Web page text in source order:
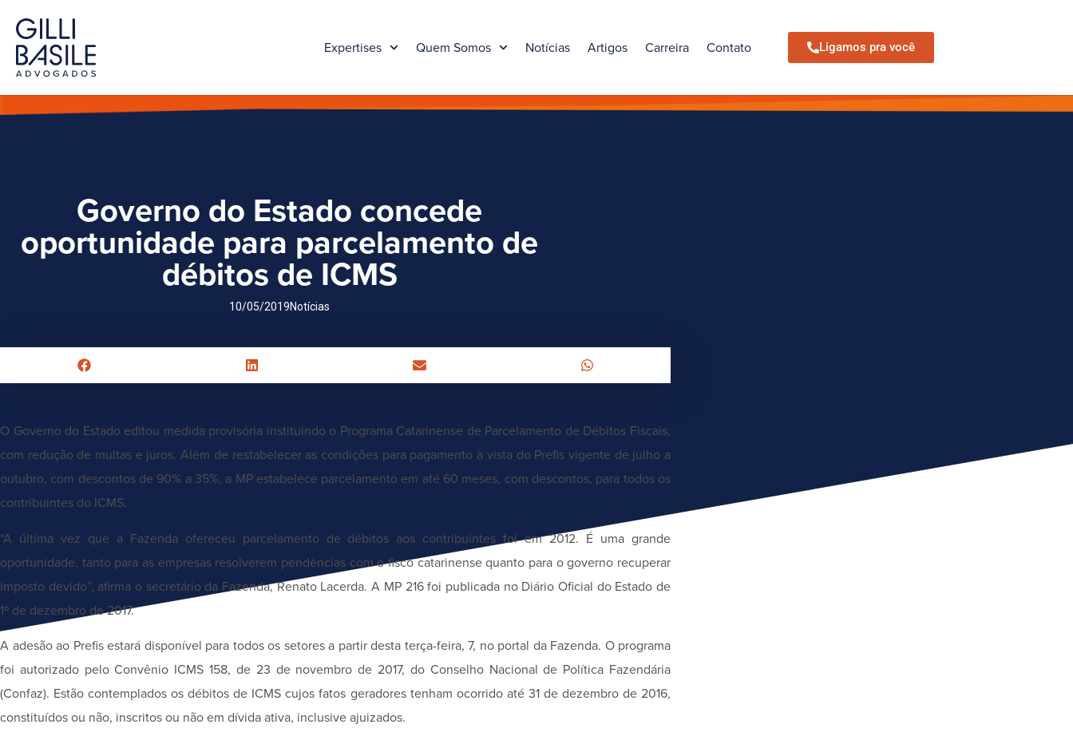
Expertises Quem Somos Notícias Artigos Carreira Contato Ligamos pra você
Governo do Estado concede
oportunidade para parcelamento de
débitos de ICMS
10/05/2019Notícias
O Governo do Estado editou medida provisória instituindo o Programa Catarinense de Parcelamento de Débitos Fiscais,
com redução de multas e juros. Além de restabelecer as condições para pagamento à vista do Prefis vigente de julho a
outubro, com descontos de 90% a 35%, a MP estabelece parcelamento em até 60 meses, com descontos, para todos os
contribuintes do ICMS.
“A última vez que a Fazenda ofereceu parcelamento de débitos aos contribuintes foi em 2012. É uma grande
oportunidade, tanto para as empresas resolverem pendências com o fisco catarinense quanto para o governo recuperar
imposto devido”, afirma o secretário da Fazenda, Renato Lacerda. A MP 216 foi publicada no Diário Oficial do Estado de
1º de dezembro de 2017.
A adesão ao Prefis estará disponível para todos os setores a partir desta terça-feira, 7, no portal da Fazenda. O programa
foi autorizado pelo Convênio ICMS 158, de 23 de novembro de 2017, do Conselho Nacional de Política Fazendária
(Confaz). Estão contemplados os débitos de ICMS cujos fatos geradores tenham ocorrido até 31 de dezembro de 2016,
constituídos ou não, inscritos ou não em dívida ativa, inclusive ajuizados.